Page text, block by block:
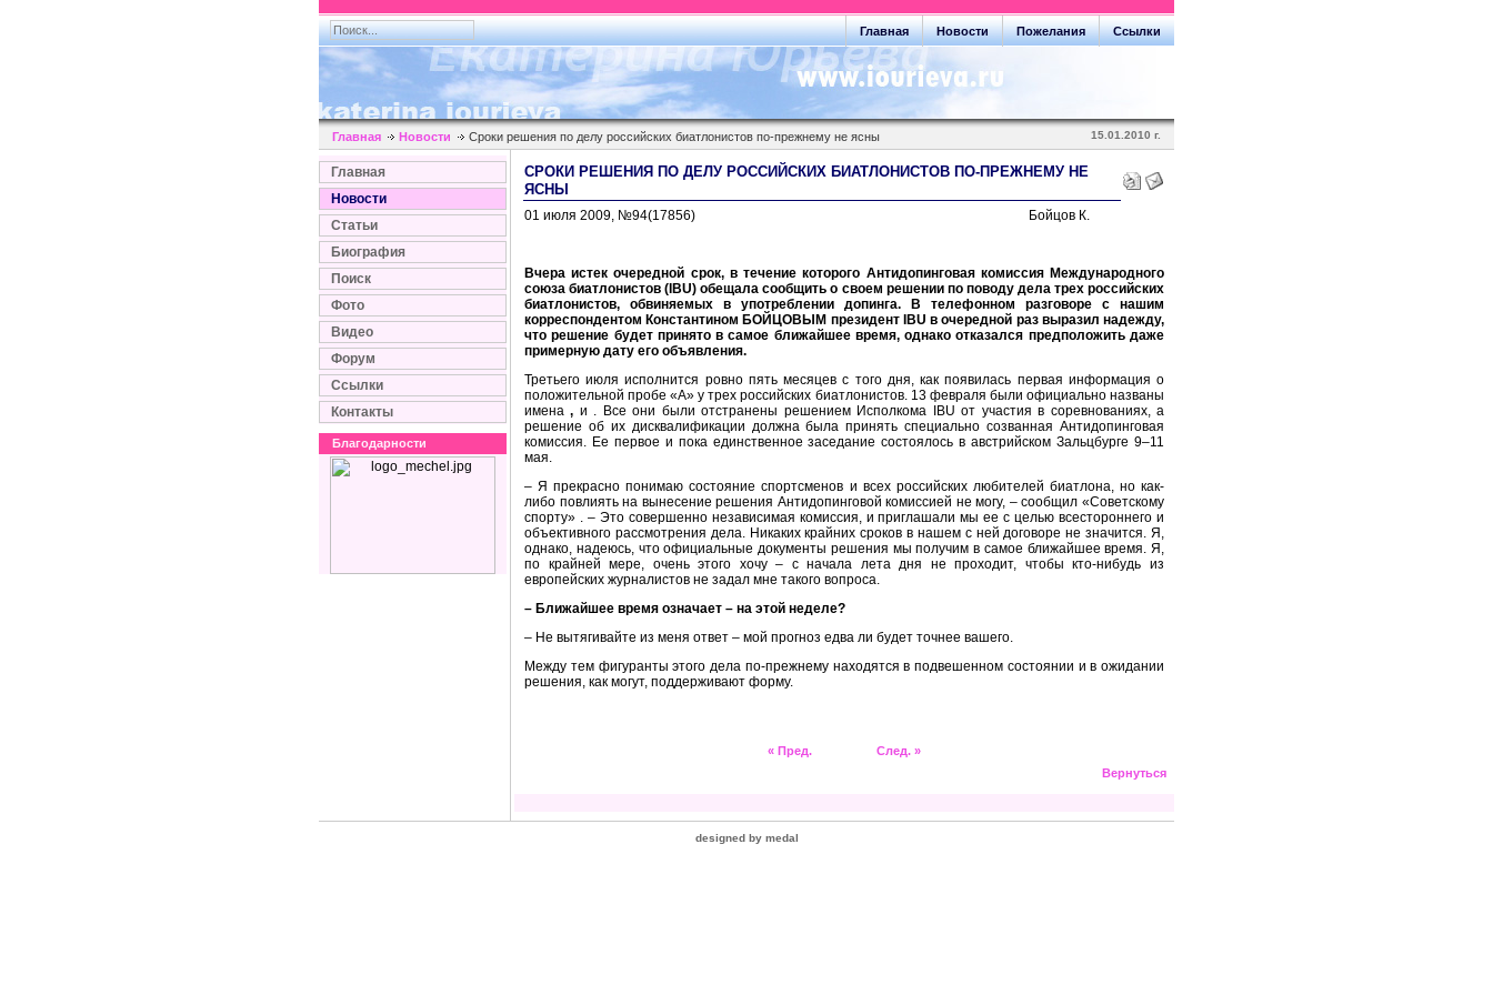
Ссылки
Пожелания
Новости
Главная
Главная Новости Сроки решения по делу российских биатлонистов по-прежнему не ясны 15.01.2010 г.
Главная
Новости
Статьи
Биография
Поиск
Фото
Видео
Форум
Ссылки
Контакты
Благодарности
СРОКИ РЕШЕНИЯ ПО ДЕЛУ РОССИЙСКИХ БИАТЛОНИСТОВ ПО-ПРЕЖНЕМУ НЕ
ЯСНЫ
01 июля 2009, №94(17856) Бойцов К.
Вчера истек очередной срок, в течение которого Антидопинговая комиссия Международного
союза биатлонистов (IBU) обещала сообщить о своем решении по поводу дела трех российских
биатлонистов, обвиняемых в употреблении допинга. В телефонном разговоре с нашим
корреспондентом Константином БОЙЦОВЫМ президент IBU в очередной раз выразил надежду,
что решение будет принято в самое ближайшее время, однако отказался предположить даже
примерную дату его объявления.
Третьего июля исполнится ровно пять месяцев с того дня, как появилась первая информация о
положительной пробе «А» у трех российских биатлонистов. 13 февраля были официально названы
имена, и . Все они были отстранены решением Исполкома IBU от участия в соревнованиях, а
решение об их дисквалификации должна была принять специально созванная Антидопинговая
комиссия. Ее первое и пока единственное заседание состоялось в австрийском Зальцбурге 9–11
мая.
– Я прекрасно понимаю состояние спортсменов и всех российских любителей биатлона, но как-
либо повлиять на вынесение решения Антидопинговой комиссией не могу, – сообщил «Советскому
спорту» . – Это совершенно независимая комиссия, и приглашали мы ее с целью всестороннего и
объективного рассмотрения дела. Никаких крайних сроков в нашем с ней договоре не значится. Я,
однако, надеюсь, что официальные документы решения мы получим в самое ближайшее время. Я,
по крайней мере, очень этого хочу – с начала лета дня не проходит, чтобы кто-нибудь из
европейских журналистов не задал мне такого вопроса.
– Ближайшее время означает – на этой неделе?
– Не вытягивайте из меня ответ – мой прогноз едва ли будет точнее вашего.
Между тем фигуранты этого дела по-прежнему находятся в подвешенном состоянии и в ожидании
решения, как могут, поддерживают форму.
« Пред.
След. »
Вернуться
designed by medal